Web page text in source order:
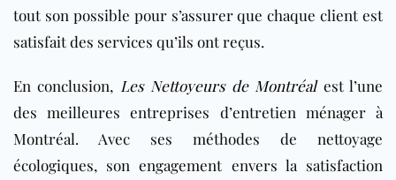
tout son possible pour s’assurer que chaque client est
satisfait des services qu’ils ont reçus.
En conclusion, Les Nettoyeurs de Montréalest l’une
des meilleures entreprises d’entretien ménager à
Montréal. Avec ses méthodes de nettoyage
écologiques, son engagement envers la satisfaction